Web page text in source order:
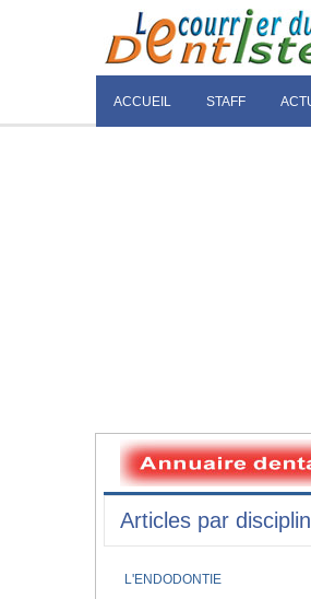
ACCUEIL STAFF
Articles par
L'ENDODONTIE